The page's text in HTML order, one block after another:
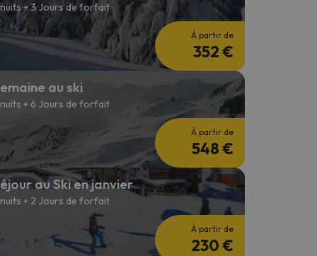
+ 3 Jours de forfait
À partir de
352 €
au ski
+ 6 Jours de forfait
À partir de
548 €
au Ski en janvier
+ 2 Jours de forfait
À partir de
230 €